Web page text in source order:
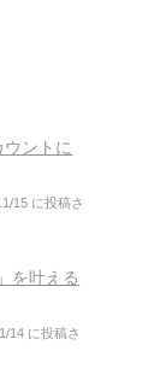
ントに
15 に投稿さ
を叶える
14 に投稿さ